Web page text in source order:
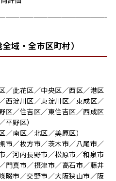
域・全市区町村）
／此花区／中央区／西区／港区
西淀川区／東淀川区／東成区／
区／住吉区／東住吉区／西成区
平野区）
南区／北区／美原区）
市／枚方市／茨木市／八尾市／
／河内長野市／松原市／和泉市
門真市／摂津市／高石市／藤井
畷市／交野市／大阪狭山市／阪